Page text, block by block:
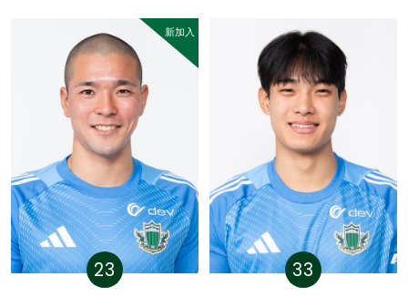
新加入
23 33